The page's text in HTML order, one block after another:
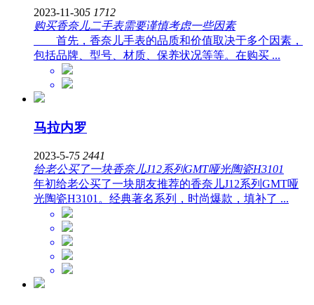
2023-11-305 1712
购买香奈儿二手表需要谨慎考虑一些因素
首先，香奈儿手表的品质和价值取决于多个因素，
包括品牌、型号、材质、保养状况等等。在购买 ...
马拉内罗
2023-5-75 2441
给老公买了一块香奈儿J12系列GMT哑光陶瓷H3101
年初给老公买了一块朋友推荐的香奈儿J12系列GMT哑
光陶瓷H3101。经典著名系列，时尚爆款，填补了 ...